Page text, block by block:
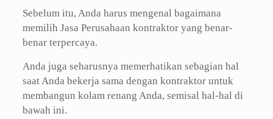
Sebelum itu, Anda harus mengenal bagaimana
memilih Jasa Perusahaan kontraktor yang benar-
benar terpercaya.
Anda juga seharusnya memerhatikan sebagian hal
saat Anda bekerja sama dengan kontraktor untuk
membangun kolam renang Anda, semisal hal-hal di
bawah ini.